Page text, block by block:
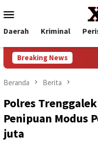
ke
kontenMobile
Daerah Kriminal
Breaking News
Gratis
Beranda Berita
Polres
Penipuan Modus
juta